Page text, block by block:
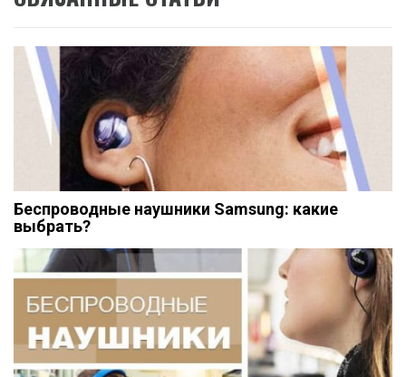
Беспроводные наушники Samsung: какие
выбрать?